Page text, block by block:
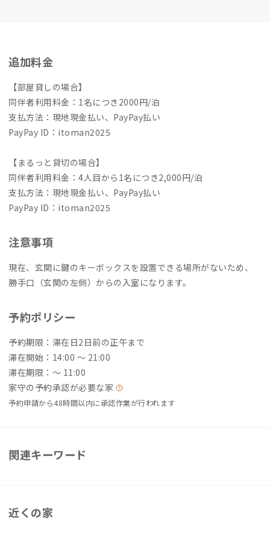
追加料金
【部屋貸しの場合】
同伴者利用料金：1名につき2000円/泊
支払方法：現地現金払い、PayPay払い
PayPay ID：itoman2025
【まるっと貸切の場合】
同伴者利用料金：4人目から1名につき2,000円/泊
支払方法：現地現金払い、PayPay払い
PayPay ID：itoman2025
注意事項
現在、玄関に鍵のキーボックスを設置できる場所がないため、
勝手口（玄関の左側）からの入室になります。
予約ポリシー
予約期限：滞在日2日前の正午まで
滞在開始：14:00 〜 21:00
滞在期限：〜 11:00
家守の予約承認が必要な家
予約申請から48時間以内に承認作業が行われます
関連キーワード
近くの家